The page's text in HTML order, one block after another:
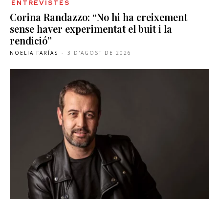
ENTREVISTES
Corina Randazzo: “No hi ha creixement
sense haver experimentat el buit i la
rendició”
NOELIA FARÍAS - 3 D'AGOST DE 2026